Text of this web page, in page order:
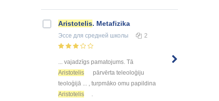
Aristotelis. Metafizika
Эссе для средней школы 2
... vajadzīgs pamatojums. Tā
Aristotelis
pārvērta teleoloģiju
teoloģijā ... , turpmāko omu papildina
Aristotelis
.